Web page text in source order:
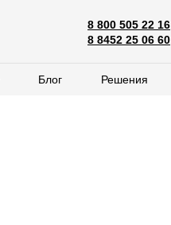
8 800 505 22 16
8 8452 25 06 60
Решения
Блог
8 800 505 22 16
8 8452 25 06 60
Решения
Блог